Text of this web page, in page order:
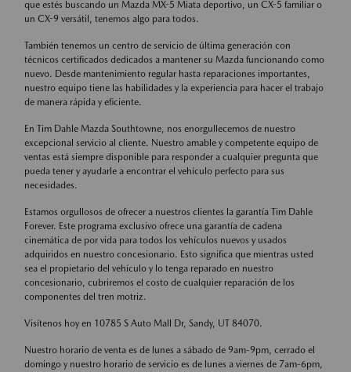
que estés buscando un Mazda MX-5 Miata deportivo, un CX-5 familiar o
un CX-9 versátil, tenemos algo para todos.
También tenemos un centro de servicio de última generación con
técnicos certificados dedicados a mantener su Mazda funcionando como
nuevo. Desde mantenimiento regular hasta reparaciones importantes,
nuestro equipo tiene las habilidades y la experiencia para hacer el trabajo
de manera rápida y eficiente.
En Tim Dahle Mazda Southtowne, nos enorgullecemos de nuestro
excepcional servicio al cliente. Nuestro amable y competente equipo de
ventas está siempre disponible para responder a cualquier pregunta que
pueda tener y ayudarle a encontrar el vehículo perfecto para sus
necesidades.
Estamos orgullosos de ofrecer a nuestros clientes la garantía Tim Dahle
Forever. Este programa exclusivo ofrece una garantía de cadena
cinemática de por vida para todos los vehículos nuevos y usados
adquiridos en nuestro concesionario. Esto significa que mientras usted
sea el propietario del vehículo y lo tenga reparado en nuestro
concesionario, cubriremos el costo de cualquier reparación de los
componentes del tren motriz.
Visítenos hoy en 10785 S Auto Mall Dr, Sandy, UT 84070.
Nuestro horario de venta es de lunes a sábado de 9am-9pm, cerrado el
domingo y nuestro horario de servicio es de lunes a viernes de 7am-6pm,